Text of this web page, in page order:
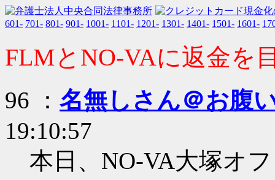
601- 701- 801- 901- 1001- 1101- 1201- 1301- 1401- 1501- 1601-
FLMとNO-VAに返金を
96 ： 名無しさん＠お腹
19:10:57
本日、NO-VA大塚オ